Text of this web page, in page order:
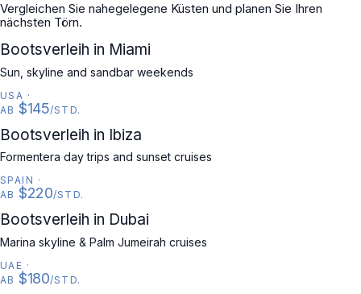
Vergleichen Sie nahegelegene Küsten und planen Sie Ihren
nächsten Törn.
USA
Bootsverleih in Miami
Sun, skyline and sandbar weekends
USA ·
AB $145/STD.
SPAIN
Bootsverleih in Ibiza
Formentera day trips and sunset cruises
SPAIN ·
AB $220/STD.
UAE
Bootsverleih in Dubai
Marina skyline & Palm Jumeirah cruises
UAE ·
AB $180/STD.